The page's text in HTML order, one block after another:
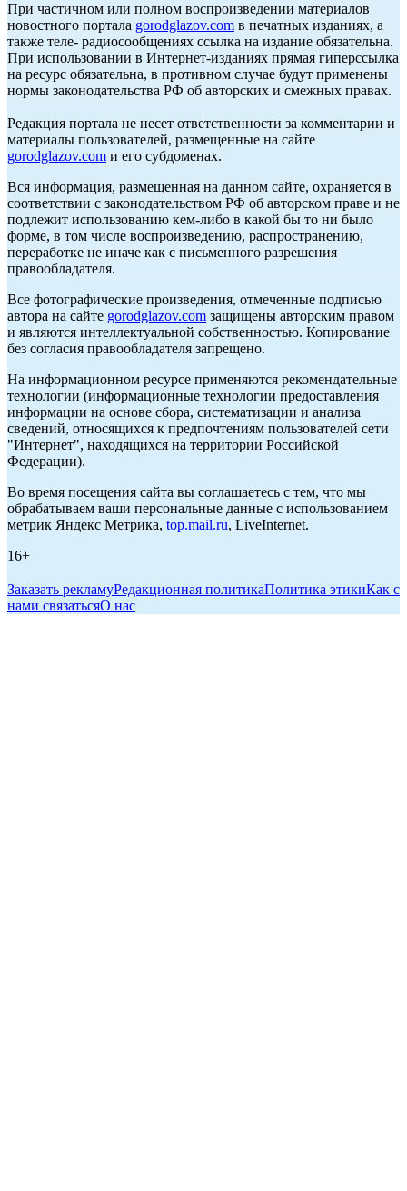
При частичном или полном воспроизведении материалов
новостного портала gorodglazov.com в печатных изданиях, а
также теле- радиосообщениях ссылка на издание обязательна.
При использовании в Интернет-изданиях прямая гиперссылка
на ресурс обязательна, в противном случае будут применены
нормы законодательства РФ об авторских и смежных правах.
Редакция портала не несет ответственности за комментарии и
материалы пользователей, размещенные на сайте
gorodglazov.com и его субдоменах.
Вся информация, размещенная на данном сайте, охраняется в
соответствии с законодательством РФ об авторском праве и не
подлежит использованию кем-либо в какой бы то ни было
форме, в том числе воспроизведению, распространению,
переработке не иначе как с письменного разрешения
правообладателя.
Все фотографические произведения, отмеченные подписью
автора на сайте gorodglazov.com защищены авторским правом
и являются интеллектуальной собственностью. Копирование
без согласия правообладателя запрещено.
На информационном ресурсе применяются рекомендательные
технологии (информационные технологии предоставления
информации на основе сбора, систематизации и анализа
сведений, относящихся к предпочтениям пользователей сети
"Интернет", находящихся на территории Российской
Федерации).
Во время посещения сайта вы соглашаетесь с тем, что мы
обрабатываем ваши персональные данные с использованием
метрик Яндекс Метрика, top.mail.ru, LiveInternet.
16+
Заказать рекламуРедакционная политикаПолитика этикиКак с
нами связатьсяО нас